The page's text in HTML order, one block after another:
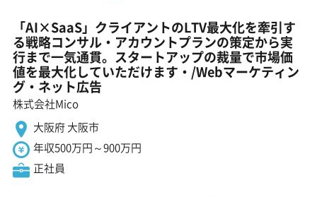
「AI×SaaS」クライアントのLTV最大化を牽引す
る戦略コンサル・アカウントプランの策定から実
行まで一気通貫。スタートアップの裁量で市場価
値を最大化していただけます・/Webマーケティン
グ・ネット広告
株式会社Mico
大阪府 大阪市
年収500万円～900万円
正社員